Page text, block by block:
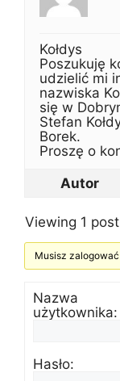
Kołdys
Poszukuję
udzielić mi
nazwiska
się w
Stefan
Borek.
Proszę o
Autor
Viewing 1
Musisz
Nazwa
użytkownika:
Hasło: